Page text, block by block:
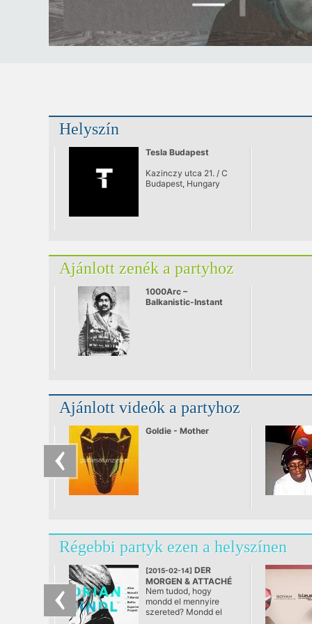
Helyszín
Tesla Budapest
Kazinczy utca 21. / C
Budapest, Hungary
Ajánlott zenék a partyhoz
1000Arc –
Balkanistic-Instant
Ajánlott videók a partyhoz
Goldie - Mother
Régebbi partyk ezen a helyszínen
[2015-02-14] DER
MORGEN & ATTACHÉ
RECORDS pres.
FLORIAN MEINDL
@ Tesla Budapest
Nem tudod, hogy
mondd el mennyire
szereted? Mondd el